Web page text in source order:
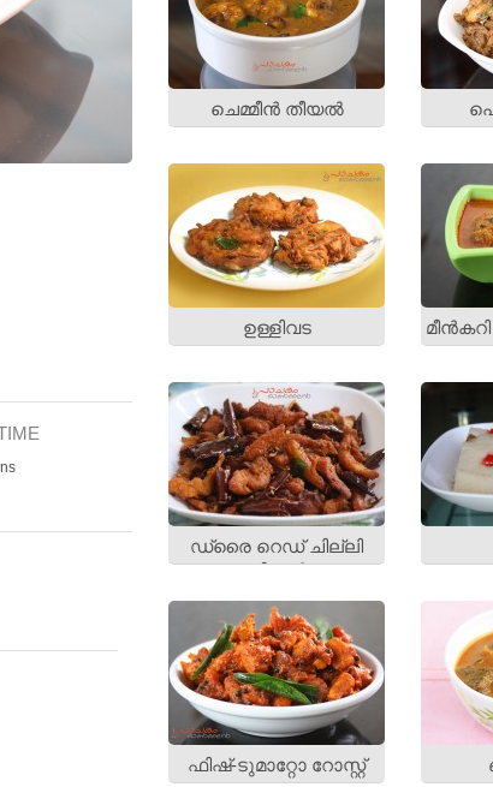
ചെമ്മീന്‍ തീയല്‍
ഉള്ളിവട
ഡ്രൈ റെഡ് ചില്ലി
ചിക്കന്‍
ഫിഷ്‌-ടുമാറ്റോ റോസ്റ്റ്